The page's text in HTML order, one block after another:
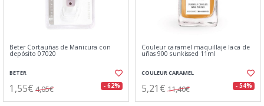
Beter Cortauñas de Manicura con
depósito 07020
BETER
1,55€ 4,05€ - 62%
Couleur caramel maquillaje laca de
uñas 900 sunkissed 11ml
COULEUR CARAMEL
5,21€ 11,40€ - 54%